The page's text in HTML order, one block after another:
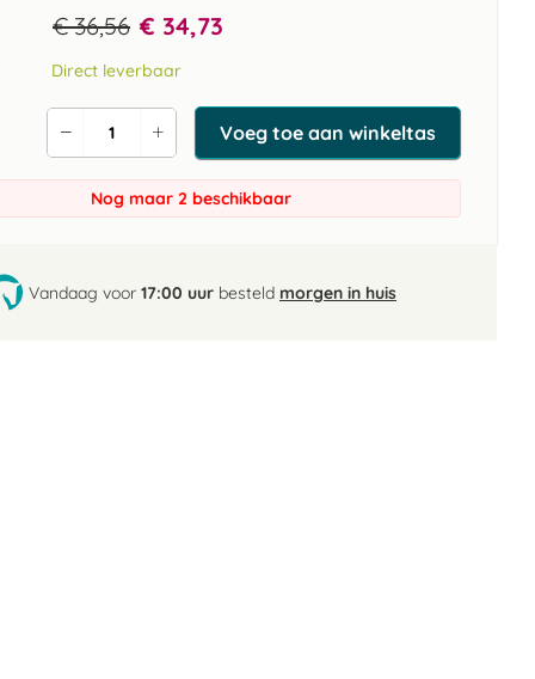
€ 36,56 € 34,73
Direct leverbaar
Verhoog
de
aantal
Verlaag
de
aantal
Voeg toe aan winkeltas
Nog maar 2 beschikbaar
Vandaag voor 17:00 uur besteld morgen in huis